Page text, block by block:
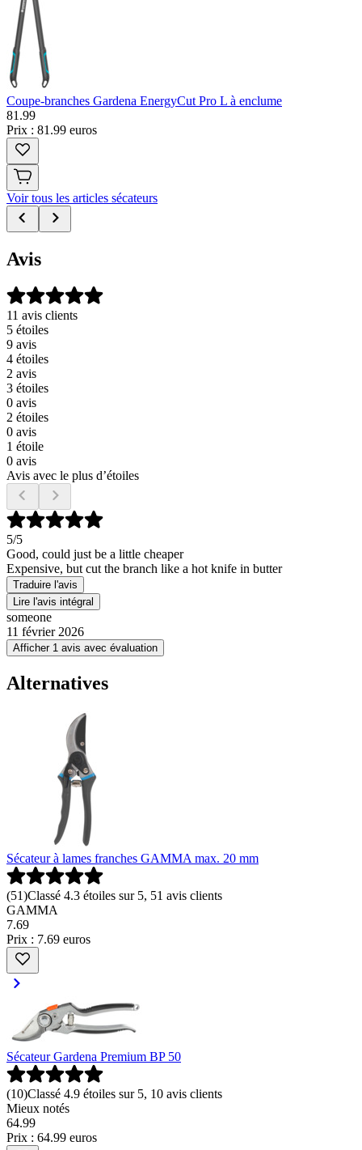
Coupe-branches Gardena EnergyCut Pro L à enclume
81 .99
Prix : 81.99 euros
Voir tous les articles sécateurs
Avis
11 avis clients
5 étoiles
9 avis
4 étoiles
2 avis
3 étoiles
0 avis
2 étoiles
0 avis
1 étoile
0 avis
Avis avec le plus d’étoiles
5/5
Good, could just be a little cheaper
Expensive, but cut the branch like a hot knife in butter
Traduire l'avis
Lire l'avis intégral
someone
11 février 2026
Afficher 1 avis avec évaluation
Alternatives
Sécateur à lames franches GAMMA max. 20 mm
(51)Classé 4.3 étoiles sur 5, 51 avis clients
GAMMA
7.69
Prix : 7.69 euros
Sécateur Gardena Premium BP 50
(10)Classé 4.9 étoiles sur 5, 10 avis clients
Mieux notés
64.99
Prix : 64.99 euros